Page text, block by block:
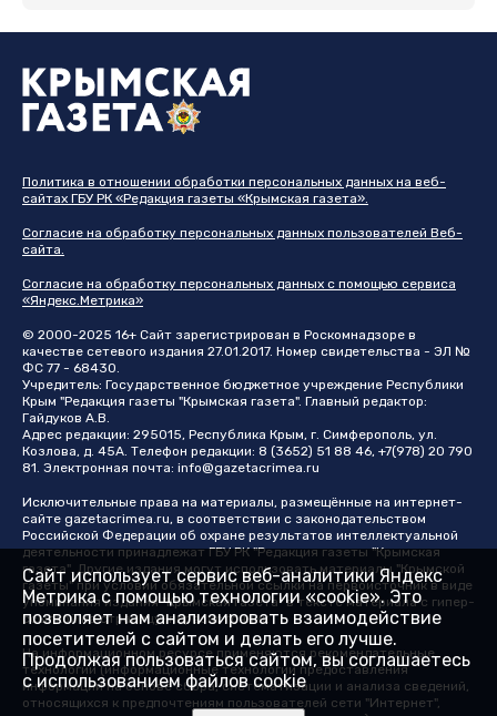
Политика в отношении обработки персональных данных на веб-
сайтах ГБУ РК «Редакция газеты «Крымская газета».
Согласие на обработку персональных данных пользователей Веб-
сайта.
Согласие на обработку персональных данных с помощью сервиса
«Яндекс.Метрика»
© 2000-2025 16+ Сайт зарегистрирован в Роскомнадзоре в
качестве сетевого издания 27.01.2017. Номер свидетельства - ЭЛ №
ФС 77 - 68430.
Учредитель: Государственное бюджетное учреждение Республики
Крым "Редакция газеты "Крымская газета". Главный редактор:
Гайдуков А.В.
Адрес редакции: 295015, Республика Крым, г. Симферополь, ул.
Козлова, д. 45А. Телефон редакции: 8 (3652) 51 88 46, +7(978) 20 790
81. Электронная почта: info@gazetacrimea.ru
Исключительные права на материалы, размещённые на интернет-
сайте gazetacrimea.ru, в соответствии с законодательством
Российской Федерации об охране результатов интеллектуальной
деятельности принадлежат ГБУ РК "Редакция газеты "Крымская
газета". Другие издания могут использовать материалы "Крымской
газеты" при условии обязательной ссылки на первоисточник в виде
упоминания издания "Крымская газета" в тексте материала с гипер-
ссылкой на страницу-первоисточник
На информационном ресурсе применяются рекомендательные
технологии (информационные технологии предоставления
информации на основе сбора, систематизации и анализа сведений,
относящихся к предпочтениям пользователей сети "Интернет",
Сайт использует сервис веб-аналитики Яндекс
Метрика с помощью технологии «cookie». Это
позволяет нам анализировать взаимодействие
посетителей с сайтом и делать его лучше.
Продолжая пользоваться сайтом, вы соглашаетесь
с использованием файлов cookie